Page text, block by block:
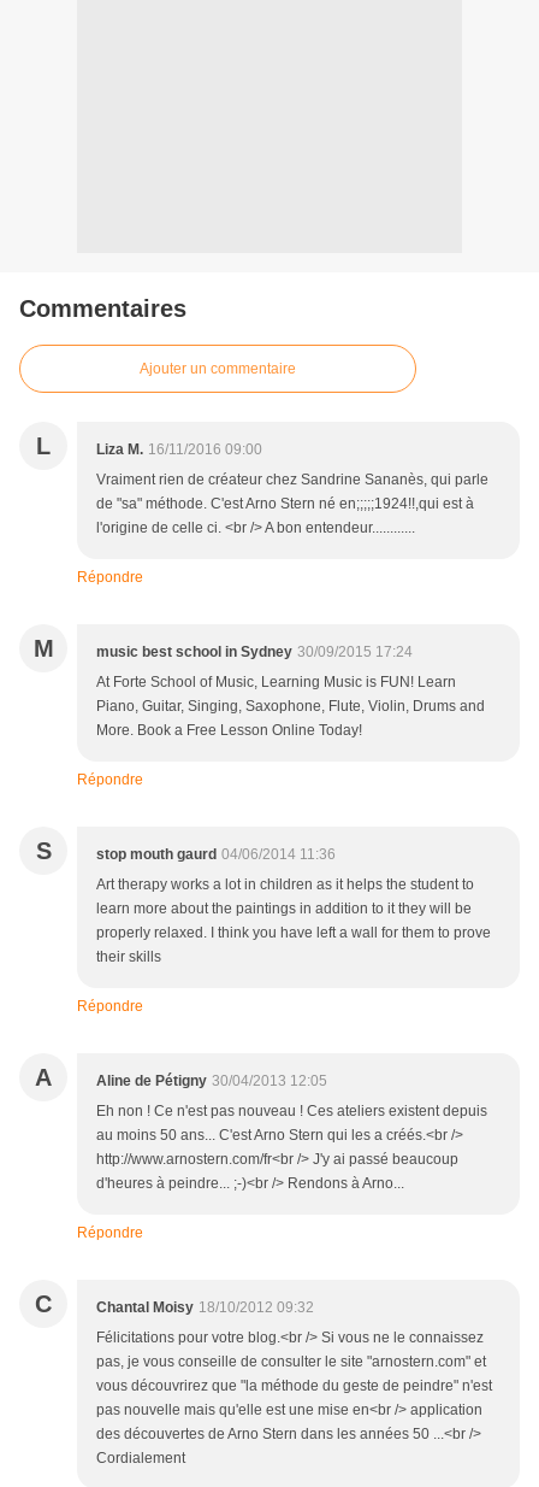
Commentaires
Ajouter un commentaire
L Liza M. 16/11/2016 09:00
Vraiment rien de créateur chez Sandrine Sananès, qui parle
de "sa" méthode. C'est Arno Stern né en;;;;;1924!!,qui est à
l'origine de celle ci. <br /> A bon entendeur............
Répondre
M music best school in Sydney 30/09/2015 17:24
At Forte School of Music, Learning Music is FUN! Learn
Piano, Guitar, Singing, Saxophone, Flute, Violin, Drums and
More. Book a Free Lesson Online Today!
Répondre
S stop mouth gaurd 04/06/2014 11:36
Art therapy works a lot in children as it helps the student to
learn more about the paintings in addition to it they will be
properly relaxed. I think you have left a wall for them to prove
their skills
Répondre
A Aline de Pétigny 30/04/2013 12:05
Eh non ! Ce n'est pas nouveau ! Ces ateliers existent depuis
au moins 50 ans... C'est Arno Stern qui les a créés.<br />
http://www.arnostern.com/fr<br /> J'y ai passé beaucoup
d'heures à peindre... ;-)<br /> Rendons à Arno...
Répondre
C Chantal Moisy 18/10/2012 09:32
Félicitations pour votre blog.<br /> Si vous ne le connaissez
pas, je vous conseille de consulter le site "arnostern.com" et
vous découvrirez que "la méthode du geste de peindre" n'est
pas nouvelle mais qu'elle est une mise en<br /> application
des découvertes de Arno Stern dans les années 50 ...<br />
Cordialement